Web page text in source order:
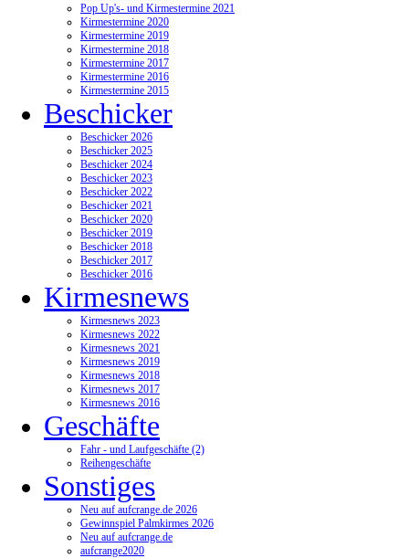
Pop Up's- und Kirmestermine 2021
Kirmestermine 2020
Kirmestermine 2019
Kirmestermine 2018
Kirmestermine 2017
Kirmestermine 2016
Kirmestermine 2015
Beschicker
Beschicker 2026
Beschicker 2025
Beschicker 2024
Beschicker 2023
Beschicker 2022
Beschicker 2021
Beschicker 2020
Beschicker 2019
Beschicker 2018
Beschicker 2017
Beschicker 2016
Kirmesnews
Kirmesnews 2023
Kirmesnews 2022
Kirmesnews 2021
Kirmesnews 2019
Kirmesnews 2018
Kirmesnews 2017
Kirmesnews 2016
Geschäfte
Fahr - und Laufgeschäfte (2)
Reihengeschäfte
Sonstiges
Neu auf aufcrange.de 2026
Gewinnspiel Palmkirmes 2026
Neu auf aufcrange.de
aufcrange2020